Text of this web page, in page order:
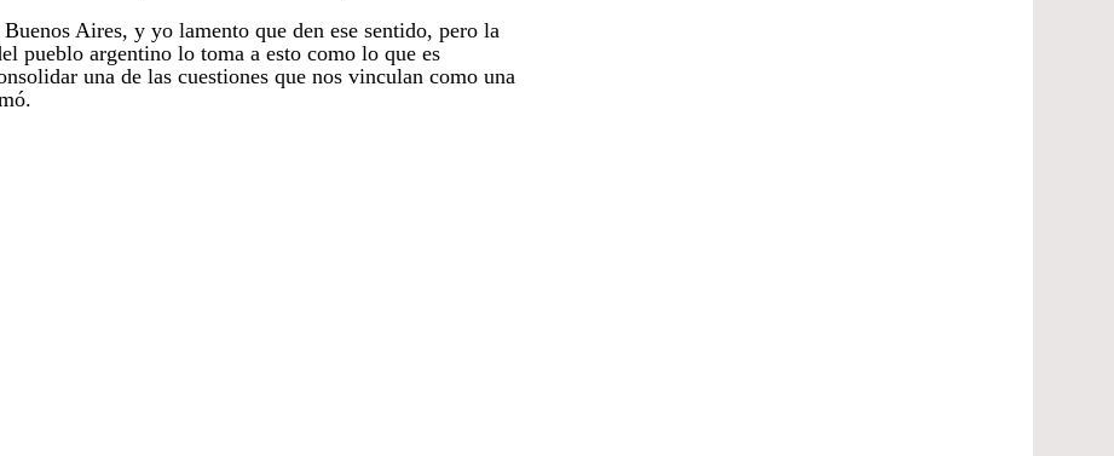
Aires, y yo lamento que den ese sentido, pero la
pueblo argentino lo toma a esto como lo que es
una de las cuestiones que nos vinculan como una